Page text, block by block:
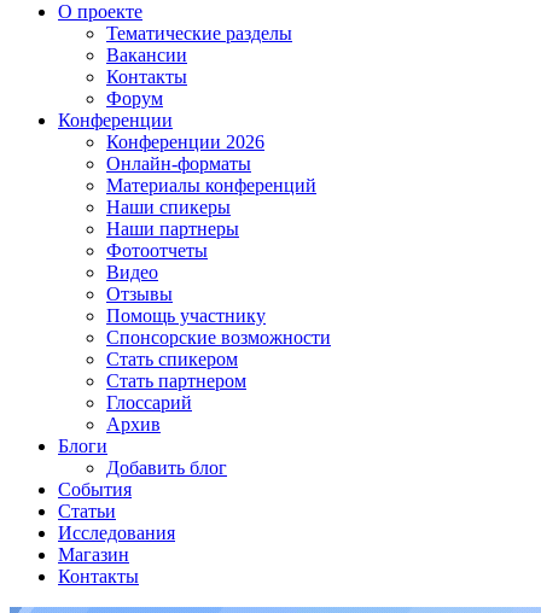
О проекте
Тематические разделы
Вакансии
Контакты
Форум
Конференции
Конференции 2026
Онлайн-форматы
Материалы конференций
Наши спикеры
Наши партнеры
Фотоотчеты
Видео
Отзывы
Помощь участнику
Спонсорские возможности
Стать спикером
Стать партнером
Глоссарий
Архив
Блоги
Добавить блог
События
Статьи
Исследования
Магазин
Контакты